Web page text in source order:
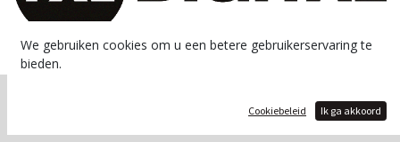
Open source e-commerce
We gebruiken cookies om u een betere gebruikerservaring te
bieden.
Cookiebeleid Ik ga akkoord